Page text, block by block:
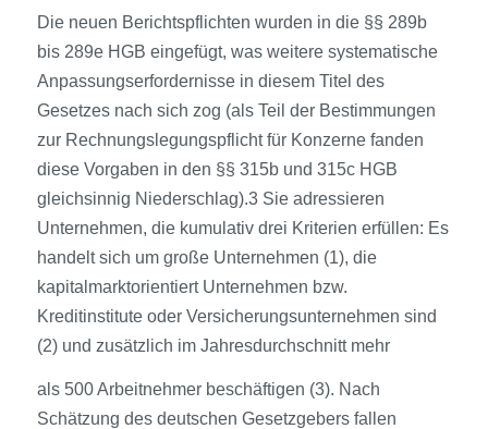
Die neuen Berichtspflichten wurden in die §§ 289b
bis 289e HGB eingefügt, was weitere systematische
Anpassungserfordernisse in diesem Titel des
Gesetzes nach sich zog (als Teil der Bestimmungen
zur Rechnungslegungspflicht für Konzerne fanden
diese Vorgaben in den §§ 315b und 315c HGB
gleichsinnig Niederschlag).3 Sie adressieren
Unternehmen, die kumulativ drei Kriterien erfüllen: Es
handelt sich um große Unternehmen (1), die
kapitalmarktorientiert Unternehmen bzw.
Kreditinstitute oder Versicherungsunternehmen sind
(2) und zusätzlich im Jahresdurchschnitt mehr
als 500 Arbeitnehmer beschäftigen (3). Nach
Schätzung des deutschen Gesetzgebers fallen